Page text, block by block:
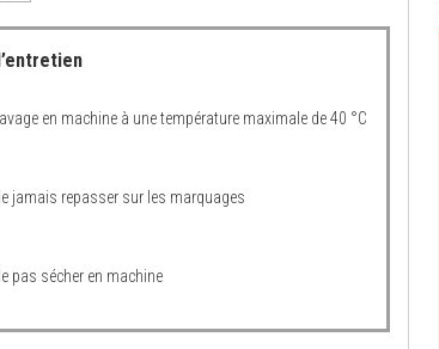
en machine à une température maximale de 40 °C
jamais repasser sur les marquages
pas sécher en machine